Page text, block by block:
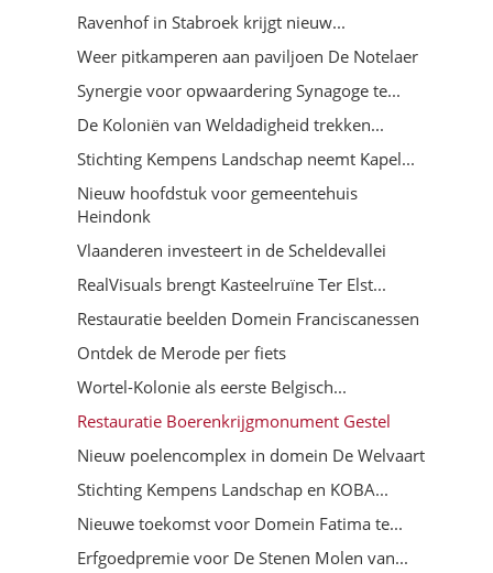
Ravenhof in Stabroek krijgt nieuw...
Weer pitkamperen aan paviljoen De Notelaer
Synergie voor opwaardering Synagoge te...
De Koloniën van Weldadigheid trekken...
Stichting Kempens Landschap neemt Kapel...
Nieuw hoofdstuk voor gemeentehuis
Heindonk
Vlaanderen investeert in de Scheldevallei
RealVisuals brengt Kasteelruïne Ter Elst...
Restauratie beelden Domein Franciscanessen
Ontdek de Merode per fiets
Wortel-Kolonie als eerste Belgisch...
Restauratie Boerenkrijgmonument Gestel
Nieuw poelencomplex in domein De Welvaart
Stichting Kempens Landschap en KOBA...
Nieuwe toekomst voor Domein Fatima te...
Erfgoedpremie voor De Stenen Molen van...